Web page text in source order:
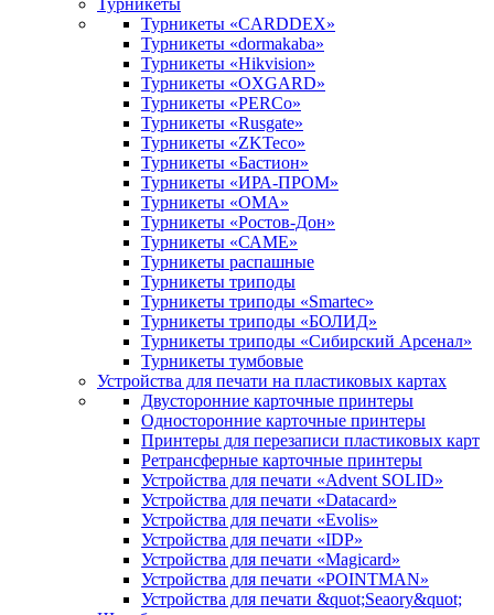
Турникеты
Турникеты «CARDDEX»
Турникеты «dormakaba»
Турникеты «Hikvision»
Турникеты «OXGARD»
Турникеты «PERCo»
Турникеты «Rusgate»
Турникеты «ZKTeco»
Турникеты «Бастион»
Турникеты «ИРА-ПРОМ»
Турникеты «ОМА»
Турникеты «Ростов-Дон»
Турникеты «САМЕ»
Турникеты распашные
Турникеты триподы
Турникеты триподы «Smartec»
Турникеты триподы «БОЛИД»
Турникеты триподы «Сибирский Арсенал»
Турникеты тумбовые
Устройства для печати на пластиковых картах
Двусторонние карточные принтеры
Односторонние карточные принтеры
Принтеры для перезаписи пластиковых карт
Ретрансферные карточные принтеры
Устройства для печати «Advent SOLID»
Устройства для печати «Datacard»
Устройства для печати «Evolis»
Устройства для печати «IDP»
Устройства для печати «Magicard»
Устройства для печати «POINTMAN»
Устройства для печати &quot;Seaory&quot;